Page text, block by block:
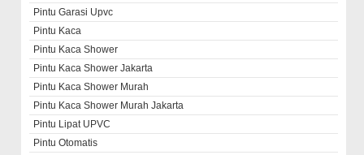
Pintu Garasi Upvc
Pintu Kaca
Pintu Kaca Shower
Pintu Kaca Shower Jakarta
Pintu Kaca Shower Murah
Pintu Kaca Shower Murah Jakarta
Pintu Lipat UPVC
Pintu Otomatis